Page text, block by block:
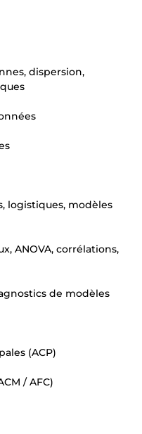
dispersion,
logistiques, modèles
ANOVA, corrélations,
de modèles
(ACP)
/ AFC)